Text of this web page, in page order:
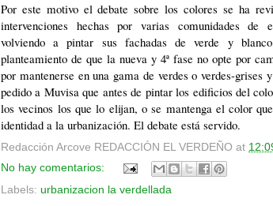
Por este motivo el debate sobre los colores se ha
intervenciones hechas por varias comunidades de
volviendo a pintar sus fachadas de verde y
planteamiento de que la nueva y 4ª fase no opte por
por mantenerse en una gama de verdes o verdes-grises
pedido a Muvisa que antes de pintar los edificios del
los vecinos los que lo elijan, o se mantenga el color
identidad a la urbanización. El debate está servido.
Redacción Arcove REDACCIÓN EL VERDEÑO at
No hay comentarios:
Labels: urbanizacion la verdellada